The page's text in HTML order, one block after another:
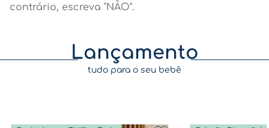
contrário, escreva "NÃO".
Lançamento
tudo para o seu bebê